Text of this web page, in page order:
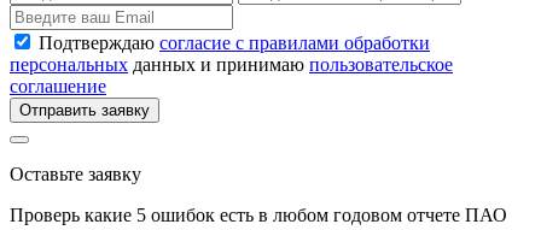
Подтверждаю согласие с правилами обработки
персональных данных и принимаю пользовательское
соглашение
Отправить заявку
Оставьте заявку
Проверь какие 5 ошибок есть в любом годовом отчете ПАО